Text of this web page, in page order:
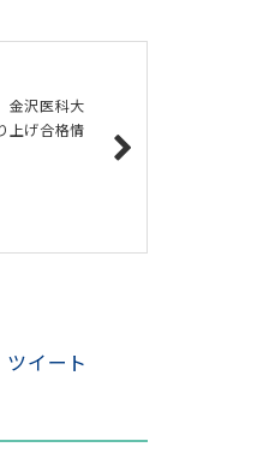
金沢医科大
上げ合格情
ツイート